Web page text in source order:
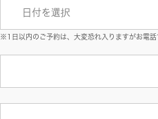
※1日以内のご予約は、大変恐れ入りますがお電話